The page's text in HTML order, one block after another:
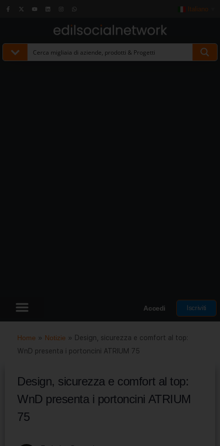
Italiano
Accedi Iscriviti
Home » Notizie » Design, sicurezza e comfort al top:
WnD presenta i portoncini ATRIUM 75
Design, sicurezza e comfort al top:
WnD presenta i portoncini ATRIUM
75